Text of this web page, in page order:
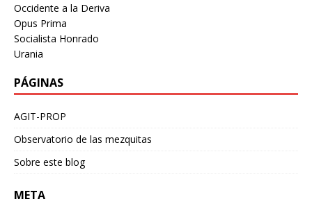
Occidente a la Deriva
Opus Prima
Socialista Honrado
Urania
PÁGINAS
AGIT-PROP
Observatorio de las mezquitas
Sobre este blog
META